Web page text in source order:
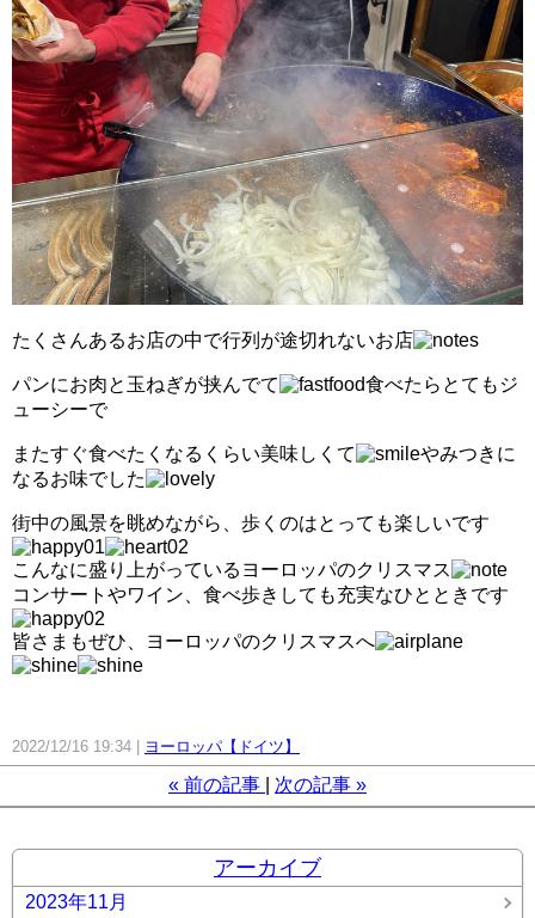
たくさんあるお店の中で行列が途切れないお店
パンにお肉と玉ねぎが挟んでて
食べたらとてもジ
ューシーで
またすぐ食べたくなるくらい美味しくて
やみつきに
なるお味でした
街中の風景を眺めながら、歩くのはとっても楽しいです
こんなに盛り上がっているヨーロッパのクリスマス
コンサートやワイン、食べ歩きしても充実なひとときです
皆さまもぜひ、ヨーロッパのクリスマスへ
2022/12/16 19:34 ヨーロッパ【ドイツ】
« 前の記事 次の記事 »
アーカイブ
2023年11月